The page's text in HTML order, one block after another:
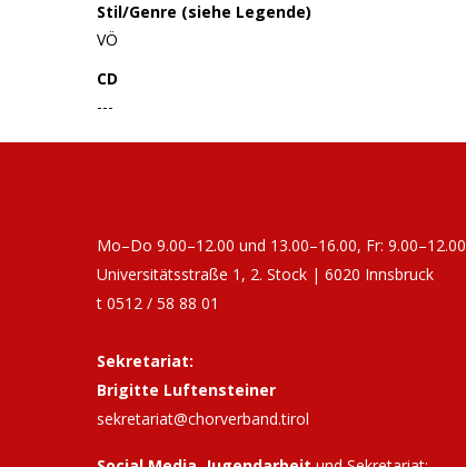
Stil/Genre (siehe Legende)
VÖ
CD
---
Mo–Do 9.00–12.00 und 13.00–16.00, Fr: 9.00–12.00
Universitätsstraße 1, 2. Stock | 6020 Innsbruck
t 0512 / 58 88 01
Sekretariat:
Brigitte Luftensteiner
sekretariat@chorverband.tirol